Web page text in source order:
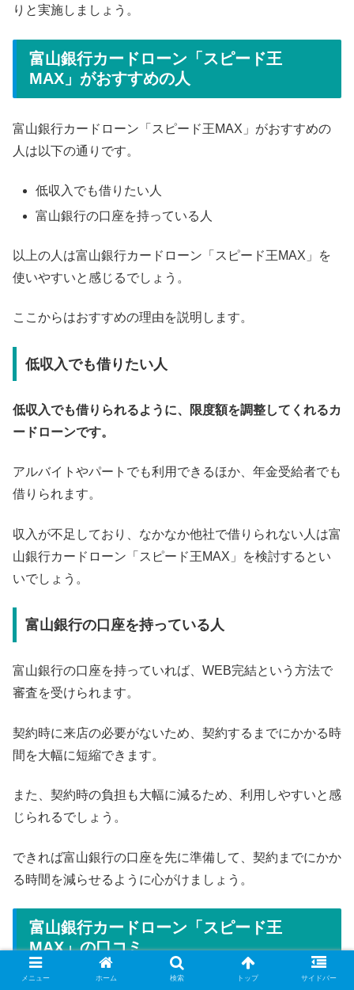
りと実施しましょう。
富山銀行カードローン「スピード王
MAX」がおすすめの人
富山銀行カードローン「スピード王MAX」がおすすめの
人は以下の通りです。
低収入でも借りたい人
富山銀行の口座を持っている人
以上の人は富山銀行カードローン「スピード王MAX」を
使いやすいと感じるでしょう。
ここからはおすすめの理由を説明します。
低収入でも借りたい人
低収入でも借りられるように、限度額を調整してくれるカ
ードローンです。
アルバイトやパートでも利用できるほか、年金受給者でも
借りられます。
収入が不足しており、なかなか他社で借りられない人は富
山銀行カードローン「スピード王MAX」を検討するとい
いでしょう。
富山銀行の口座を持っている人
富山銀行の口座を持っていれば、WEB完結という方法で
審査を受けられます。
契約時に来店の必要がないため、契約するまでにかかる時
間を大幅に短縮できます。
また、契約時の負担も大幅に減るため、利用しやすいと感
じられるでしょう。
できれば富山銀行の口座を先に準備して、契約までにかか
る時間を減らせるように心がけましょう。
富山銀行カードローン「スピード王
MAX」の口コミ
メニュー ホーム 検索 トップ サイドバー